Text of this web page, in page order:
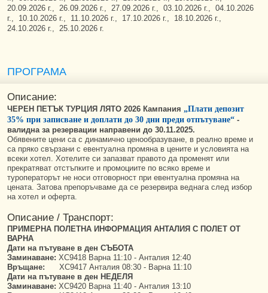
20.09.2026 г., 26.09.2026 г., 27.09.2026 г., 03.10.2026 г., 04.10.2026
г., 10.10.2026 г., 11.10.2026 г., 17.10.2026 г., 18.10.2026 г.,
24.10.2026 г., 25.10.2026 г.
ПРОГРАМА
Описание:
ЧЕРЕН ПЕТЪК ТУРЦИЯ ЛЯТО 2026 Кампания „Плати депозит
35% при записване и доплати до 30 дни преди отпътуване“ -
валидна за резервации направени до 30.11.2025.
Обявените цени са с динамично ценообразуване, в реално време и
са пряко свързани с евентуална промяна в цените и условията на
всеки хотел. Хотелите си запазват правото да променят или
прекратяват отстъпките и промоциите по всяко време и
туроператорът не носи отговорност при евентуална промяна на
цената. Затова препоръчваме да се резервира веднага след избор
на хотел и оферта.
Описание / Транспорт:
ПРИМЕРНА ПОЛЕТНА ИНФОРМАЦИЯ АНТАЛИЯ С ПОЛЕТ ОТ
ВАРНА
Дати на пътуване в ден СЪБОТА
Заминаване: XC9418 Варна 11:10 - Анталия 12:40
Връщане:
XC9417 Анталия 08:30 - Варна 11:10
Дати на пътуване в ден НЕДЕЛЯ
Заминаване: XC9420 Варна 11:40 - Анталия 13:10